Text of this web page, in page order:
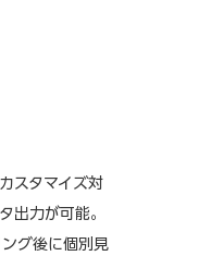
スタマイズ対
出力が可能。
グ後に個別見